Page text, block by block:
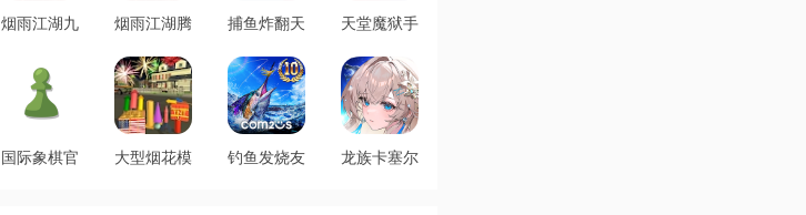
烟雨江湖九
v1.124.70468
安卓版
烟雨江湖腾
讯最新版
v1.124.70468
安卓版
捕鱼炸翻天
微信版本
v11.5.1.0
安卓版
天堂魔狱手
游最新版
v2.1.26 安
卓版
国际象棋官
大型烟花模
钓鱼发烧友
龙族卡塞尔